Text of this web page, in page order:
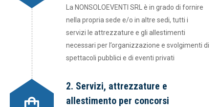
La NONSOLOEVENTI SRL è in grado di fornire
nella propria sede e/o in altre sedi, tutti i
servizi le attrezzature e gli allestimenti
necessari per l’organizzazione e svolgimenti di
spettacoli pubblici e di eventi privati
2. Servizi, attrezzature e
allestimento per concorsi